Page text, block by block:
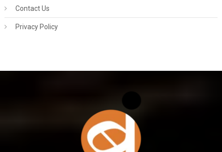
Contact Us
Privacy Policy